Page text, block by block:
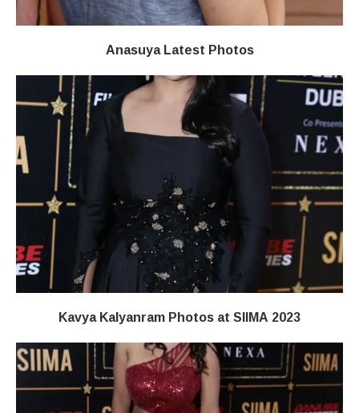
Anasuya Latest Photos
Kavya Kalyanram Photos at SIIMA 2023